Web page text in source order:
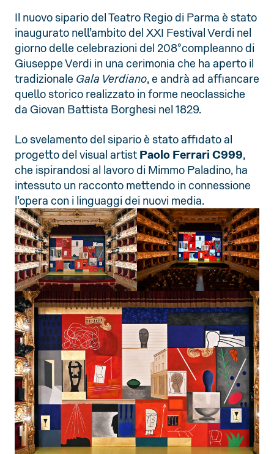
Il nuovo sipario del Teatro Regio di Parma è stato
inaugurato nell’ambito del XXI Festival Verdi nel
giorno delle celebrazioni del 208°compleanno di
Giuseppe Verdi in una cerimonia che ha aperto il
tradizionale Gala Verdiano, e andrà ad affiancare
quello storico realizzato in forme neoclassiche
da Giovan Battista Borghesi nel 1829.
Lo svelamento del sipario è stato affidato al
progetto del visual artist Paolo Ferrari C999,
che ispirandosi al lavoro di Mimmo Paladino, ha
intessuto un racconto mettendo in connessione
l’opera con i linguaggi dei nuovi media.